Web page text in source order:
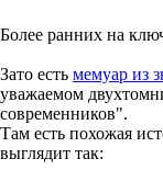
Более ранних на
Зато есть мемуар из
уважаемом
современников".
Там есть похожая
выглядит так: